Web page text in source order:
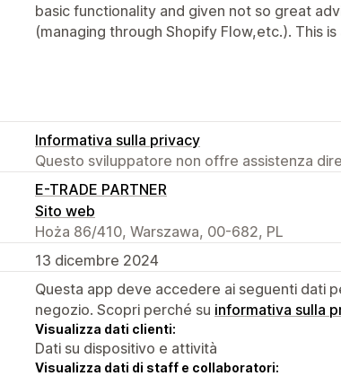
basic functionality and given not so great
(managing through Shopify Flow,etc.). This
Informativa sulla privacy
Questo sviluppatore non offre assistenza
E-TRADE PARTNER
Sito web
Hoża 86/410, Warszawa, 00-682, PL
13 dicembre 2024
Questa app deve accedere ai seguenti dati
negozio. Scopri perché su informativa sulla
Visualizza dati clienti:
Dati su dispositivo e attività
Visualizza dati di staff e collaboratori: